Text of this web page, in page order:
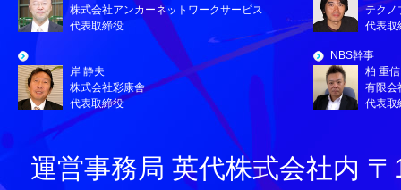
株式会社アンカーネットワークサービス
代表取締役
テクノ
代表取
岸 静夫
株式会社彩康舎
代表取締役
NBS幹事
柏 重信
有限会
代表取
運営事務局 英代株式会社内